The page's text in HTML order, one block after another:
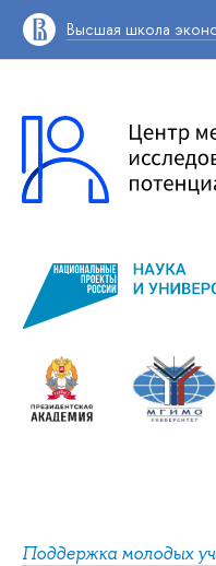
Высшая школа
Поддержка молодых